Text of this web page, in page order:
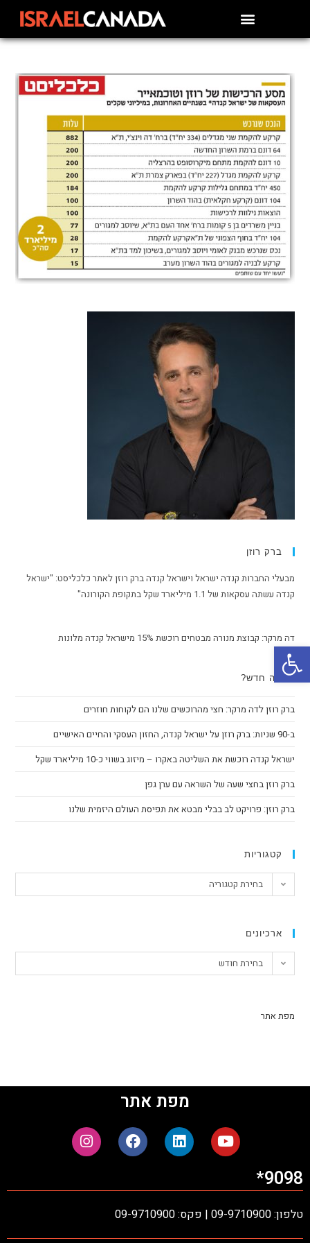
פתח סרגל נגישות
ברק רוזן
מבעלי החברות קנדה ישראל וישראל קנדה ברק רוזן לאתר כלכליסט: "ישראל
קנדה עשתה עסקאות של 1.1 מיליארד שקל בתקופת הקורונה"
דה מרקר: קבוצת מנורה מבטחים רוכשת 15% מישראל קנדה מלונות
מה חדש?
ברק רוזן לדה מרקר: חצי מהרוכשים שלנו הם לקוחות חוזרים
ב-90 שניות: ברק רוזן על ישראל קנדה, החזון העסקי והחיים האישיים
ישראל קנדה רוכשת את השליטה באקרו – מיזוג בשווי כ-10 מיליארד שקל
ברק רוזן בחצי שעה של השראה עם ערן גפן
ברק רוזן: פרויקט לב בבלי מבטא את תפיסת העולם היזמית שלנו
קטגוריות
בחירת קטגוריה
ארכיונים
בחירת חודש
מפת אתר
מפת אתר
9098*
טלפון: 09-9710900 | פקס: 09-9710900